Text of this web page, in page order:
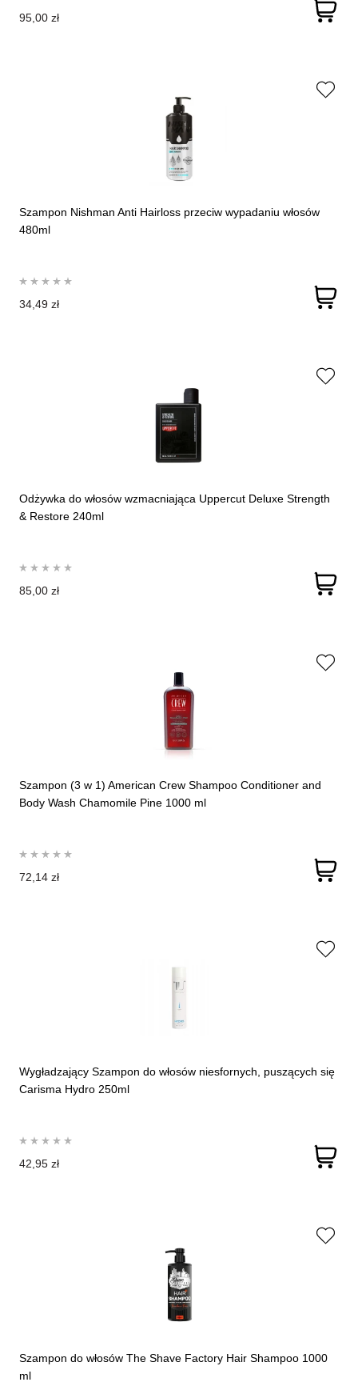
95,00 zł
Szampon Nishman Anti Hairloss przeciw wypadaniu włosów
480ml
34,49 zł
Odżywka do włosów wzmacniająca Uppercut Deluxe Strength
& Restore 240ml
85,00 zł
Szampon (3 w 1) American Crew Shampoo Conditioner and
Body Wash Chamomile Pine 1000 ml
72,14 zł
Wygładzający Szampon do włosów niesfornych, puszących się
Carisma Hydro 250ml
42,95 zł
Szampon do włosów The Shave Factory Hair Shampoo 1000
ml